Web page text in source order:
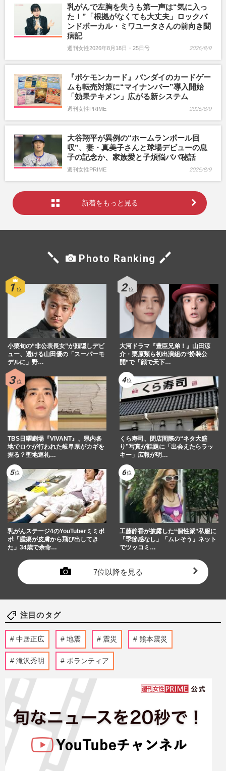
乳がんで左胸を失うも第一声は“気に入っ
た！”「根拠がなくても大丈夫」ロックバ
ンドボーカル・ミワユータさんの前向き闘
病記
週刊女性2026年8月18日・25日号 2026/8/9
『ポケモンカード』バンダイのカードゲー
ムも転売対策に“マイナンバー”導入開始
「効果テキメン」広がる新システム
週刊女性PRIME 2026/8/9
大谷翔平が異例の“ホームランボール回
収”、妻・真美子さんと球場デビューの息
子の記念か、家族愛と子煩悩パパ秘話
週刊女性PRIME 2026/8/9
新着をもっと見る
Photo Ranking
小栗旬の“非公表長女”が顔隠しデビ
ュー、透ける山田優の「スーパーモ
デルに」野…
大河ドラマ『豊臣兄弟！』山田涼
介・栗原類ら初出演組の“扮装公
開”で「顔で天下…
TBS日曜劇場『VIVANT』、県内各
地でロケが行われた岐阜県がカギを
握る？聖地巡礼…
くら寿司、閉店間際の“ネタ大盛
り”写真が話題に「出会えたらラッ
キー」広報が明…
乳がんステージ4のYouTuberミミポ
ポ「腫瘍が皮膚から飛び出してき
た」34歳で余命…
工藤静香が披露した“個性派”私服に
「季節感なし」「ムレそう」ネット
でツッコミ…
7位以降を見る
注目のタグ
中居正広 地震 震災 熊本震災
滝沢秀明 ボランティア